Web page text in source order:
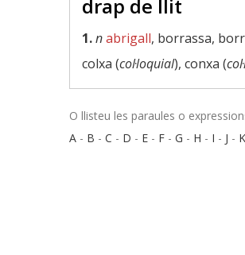
drap de llit
1.nabrigall, borrassa,
colxa (col·loquial), conxa (
O llisteu les paraules o
A - B - C - D - E - F - G - H - I - J - K